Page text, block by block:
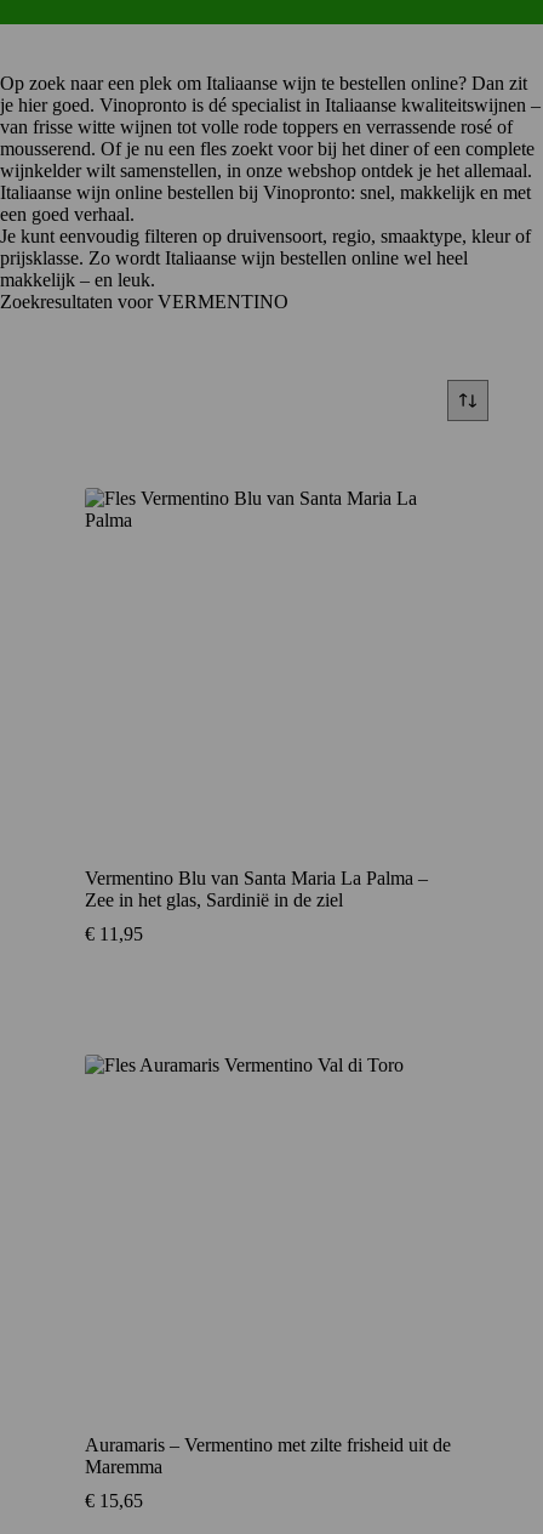
Op zoek naar een plek om Italiaanse wijn te bestellen online? Dan zit
je hier goed. Vinopronto is dé specialist in Italiaanse kwaliteitswijnen –
van frisse witte wijnen tot volle rode toppers en verrassende rosé of
mousserend. Of je nu een fles zoekt voor bij het diner of een complete
wijnkelder wilt samenstellen, in onze webshop ontdek je het allemaal.
Italiaanse wijn online bestellen bij Vinopronto: snel, makkelijk en met
een goed verhaal.
Je kunt eenvoudig filteren op druivensoort, regio, smaaktype, kleur of
prijsklasse. Zo wordt Italiaanse wijn bestellen online wel heel
makkelijk – en leuk.
Zoekresultaten voor VERMENTINO
Vermentino Blu van Santa Maria La Palma –
Zee in het glas, Sardinië in de ziel
€ 11,95
Auramaris – Vermentino met zilte frisheid uit de
Maremma
€ 15,65